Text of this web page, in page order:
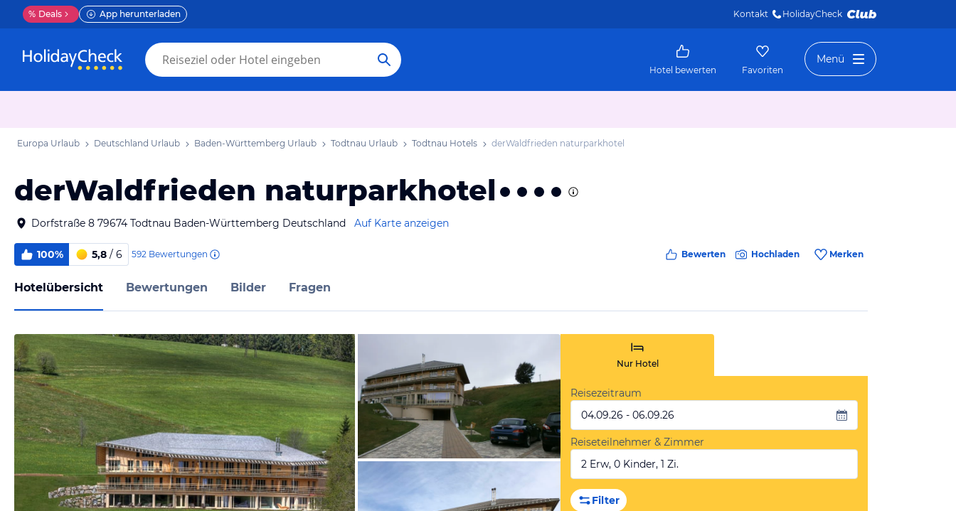
% Deals App herunterladen Kontakt HolidayCheck
Hotel bewerten Favoriten
Menü
Europa Urlaub Deutschland Urlaub Baden-Württemberg Urlaub Todtnau Urlaub Todtnau Hotels derWaldfrieden naturparkhotel
derWaldfrieden naturparkhotel
Dorfstraße 8 79674 Todtnau Baden-Württemberg Deutschland Auf Karte anzeigen
100% 5,8 / 6 592 Bewertungen Bewerten Hochladen Merken
Hotelübersicht Bewertungen Bilder Fragen
von Ulrike & Detlef, August 2015
Nur Hotel
Reisezeitraum
04.09.26 - 06.09.26
Reiseteilnehmer & Zimmer
2 Erw, 0 Kinder, 1 Zi.
Filter